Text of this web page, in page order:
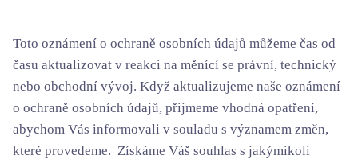
Toto oznámení o ochraně osobních údajů můžeme čas od
času aktualizovat v reakci na měnící se právní, technický
nebo obchodní vývoj. Když aktualizujeme naše oznámení
o ochraně osobních údajů, přijmeme vhodná opatření,
abychom Vás informovali v souladu s významem změn,
které provedeme. Získáme Váš souhlas s jakýmikoli